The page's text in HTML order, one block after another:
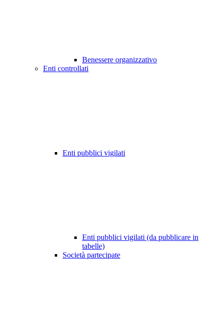
Benessere organizzativo
Enti controllati
Enti pubblici vigilati
Enti pubblici vigilati (da pubblicare in
tabelle)
Società partecipate